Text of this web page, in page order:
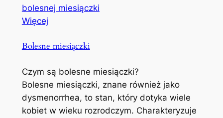
Więcej
Bolesne miesiączki
Czym są bolesne miesiączki?
Bolesne miesiączki, znane również jako
dysmenorrhea, to stan, który dotyka wiele
kobiet w wieku rozrodczym. Charakteryzuje